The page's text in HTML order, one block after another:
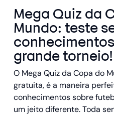
Mega Quiz da
Mundo: teste
grande torneio!
O Mega Quiz da Copa do
gratuita, é a maneira
conhecimentos sobre
um jeito diferente. Toda